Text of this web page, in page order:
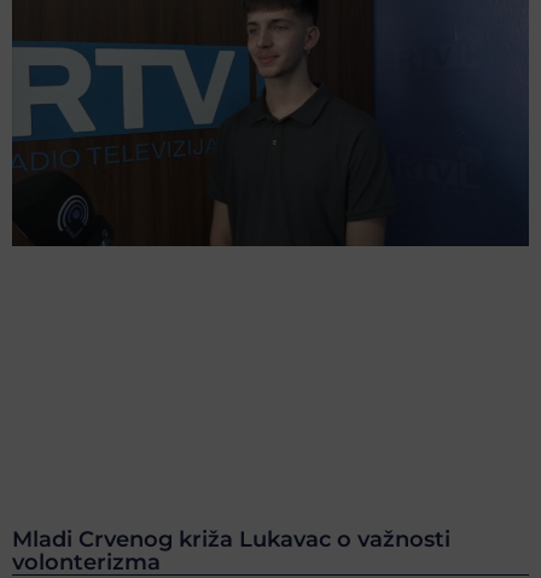
Mladi Crvenog križa Lukavac o važnosti
volonterizma